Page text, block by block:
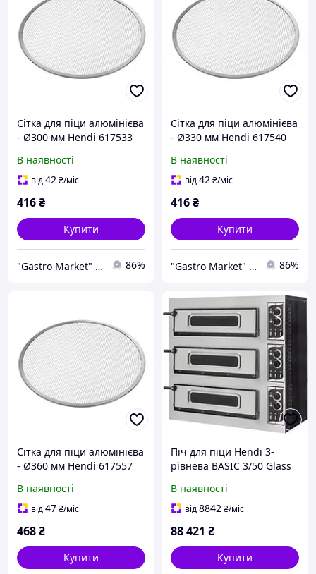
Сітка для піци алюмінієва
- Ø300 мм Hendi 617533
В наявності
від42₴/міс
416₴
Купити
"Gastro Market" професійне обладнання для HoReCa 86%
Сітка для піци алюмінієва
- Ø330 мм Hendi 617540
В наявності
від42₴/міс
416₴
Купити
"Gastro Market" професійне обладнання для HoReCa 86%
Сітка для піци алюмінієва
- Ø360 мм Hendi 617557
В наявності
від47₴/міс
468₴
Купити
Піч для піци Hendi 3-
рівнева BASIC 3/50 Glass
В наявності
від8842₴/міс
88 421 ₴
Купити